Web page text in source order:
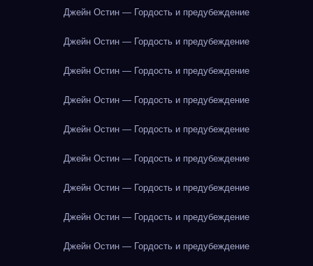
Джейн Остин — Гордость и предубеждение
Джейн Остин — Гордость и предубеждение
Джейн Остин — Гордость и предубеждение
Джейн Остин — Гордость и предубеждение
Джейн Остин — Гордость и предубеждение
Джейн Остин — Гордость и предубеждение
Джейн Остин — Гордость и предубеждение
Джейн Остин — Гордость и предубеждение
Джейн Остин — Гордость и предубеждение